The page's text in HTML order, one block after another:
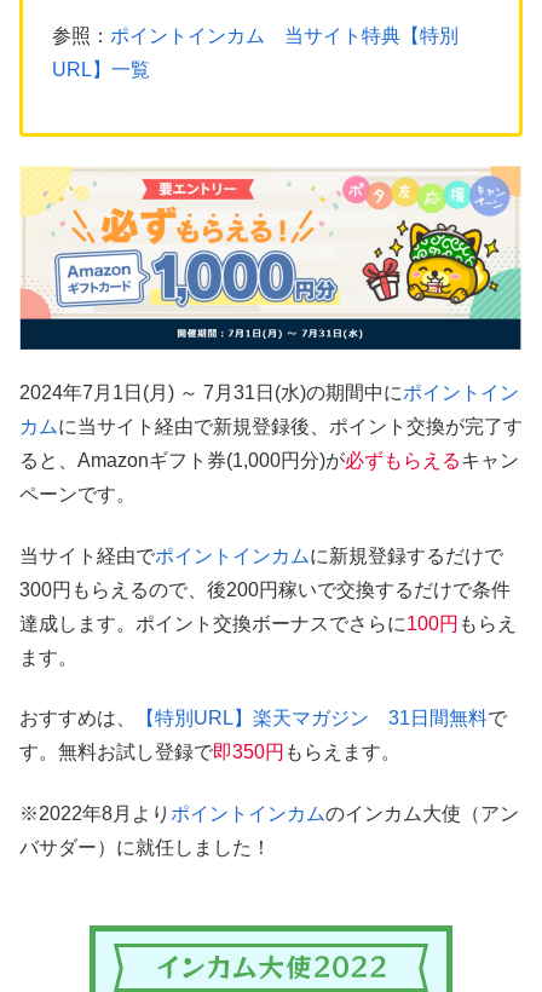
参照： ポイントインカム 当サイト特典【特別
URL】一覧
2024年7月1日(月) ～ 7月31日(水)の期間中にポイントイン
カムに当サイト経由で新規登録後、ポイント交換が完了す
ると、Amazonギフト券(1,000円分)が必ずもらえるキャン
ペーンです。
当サイト経由でポイントインカムに新規登録するだけで
300円もらえるので、後200円稼いで交換するだけで条件
達成します。ポイント交換ボーナスでさらに100円 もらえ
ます。
おすすめは、 【特別URL】楽天マガジン 31日間無料で
す。無料お試し登録で即350円 もらえます。
※2022年8月より ポイントインカムのインカム大使（アン
バサダー）に就任しました！